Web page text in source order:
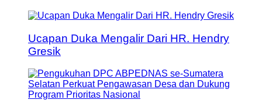
Ucapan Duka Mengalir Dari HR. Hendry
Gresik